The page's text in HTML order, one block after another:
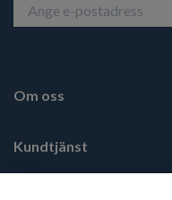
Om oss
Kundtjänst